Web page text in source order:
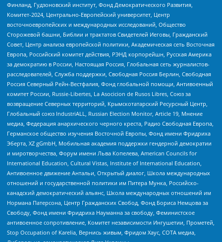
Финланд, Гудзоновский институт, Фонд Демократического Развития,
Комитет-2024, Центрально-Европейский университет, Центр
восточноевропейских и международных исследований, Общество
Сторожевой башни, Библии и трактатов Свидетелей Иеговы, Гражданский
Совет, Центр анализа европейской политики, Академическая сеть Восточная
Европа, Российский комитет действия, РЭНД корпорейшн, Русская Америка
за демократию в России, Настоящая Россия, Глобальная сеть журналистов-
расследователей, Служба поддержки, Свободная Россия Берлин, Свободная
Россия Северный Рейн-Вестфалия, Фонд глобальной помощи, Антивоенный
комитет России, Russie-Libertes, La Asocicion de Rusos Libres, Союз за
возвращение Северных территорий, Крымскотатарский Ресурсный Центр,
Глобальный союз IndustriALL, Russian Election Monitor, Article 19, Мнение
медиа, Федерация анархического черного креста, Радио Свободная Европа,
Германское общество изучения Восточной Европы, Фонд имени Фридриха
Эберта, XZ gGmbH, Мобильная академия поддержки гендерной демократии
и миротворчества, Форум имени Льва Копелева, American Councils for
International Education, Cultural Vistas, Institute of International Education,
Антивоенное движение Антальи, Открытый диалог, Школа международных
отношений и государственной политики им Питера Мунка, Российско-
канадский демократический альянс, Школа международных отношений им
Нормана Патерсона, Центр Гражданских Свобод, Фонд Бориса Немцова за
Свободу, Фонд имени Фридриха Науманна за свободу, Феминистское
антивоенное сопротивление, Комитет независимости Ингушетии, Прометей,
Stop Occupation of Karelia, Вернись живым, Фридом Хаус, СОТА медиа,